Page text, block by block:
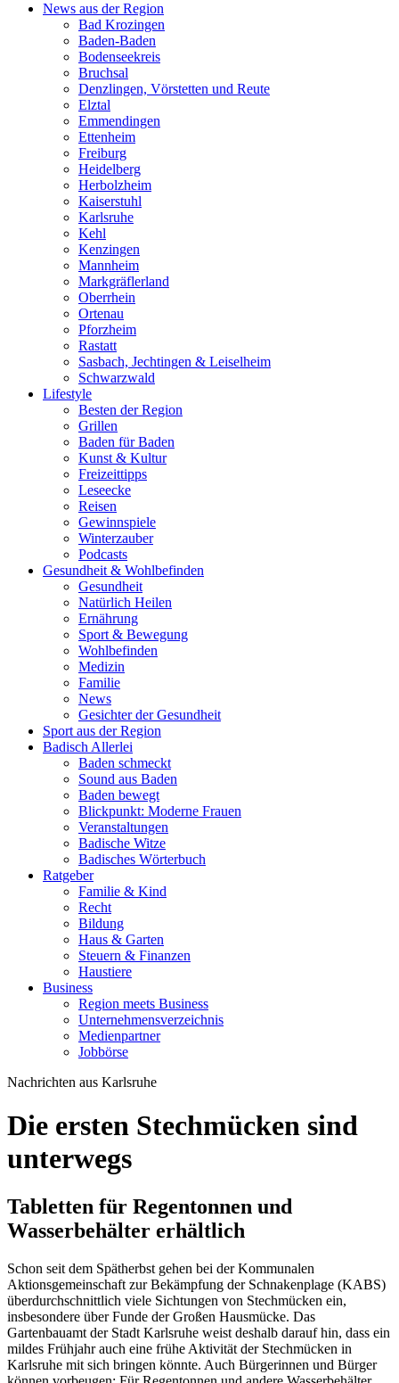
News aus der Region
Bad Krozingen
Baden-Baden
Bodenseekreis
Bruchsal
Denzlingen, Vörstetten und Reute
Elztal
Emmendingen
Ettenheim
Freiburg
Heidelberg
Herbolzheim
Kaiserstuhl
Karlsruhe
Kehl
Kenzingen
Mannheim
Markgräflerland
Oberrhein
Ortenau
Pforzheim
Rastatt
Sasbach, Jechtingen & Leiselheim
Schwarzwald
Lifestyle
Besten der Region
Grillen
Baden für Baden
Kunst & Kultur
Freizeittipps
Leseecke
Reisen
Gewinnspiele
Winterzauber
Podcasts
Gesundheit & Wohlbefinden
Gesundheit
Natürlich Heilen
Ernährung
Sport & Bewegung
Wohlbefinden
Medizin
Familie
News
Gesichter der Gesundheit
Sport aus der Region
Badisch Allerlei
Baden schmeckt
Sound aus Baden
Baden bewegt
Blickpunkt: Moderne Frauen
Veranstaltungen
Badische Witze
Badisches Wörterbuch
Ratgeber
Familie & Kind
Recht
Bildung
Haus & Garten
Steuern & Finanzen
Haustiere
Business
Region meets Business
Unternehmensverzeichnis
Medienpartner
Jobbörse
Nachrichten aus Karlsruhe
Die ersten Stechmücken sind
unterwegs
Tabletten für Regentonnen und
Wasserbehälter erhältlich
Schon seit dem Spätherbst gehen bei der Kommunalen
Aktionsgemeinschaft zur Bekämpfung der Schnakenplage (KABS)
überdurchschnittlich viele Sichtungen von Stechmücken ein,
insbesondere über Funde der Großen Hausmücke. Das
Gartenbauamt der Stadt Karlsruhe weist deshalb darauf hin, dass ein
mildes Frühjahr auch eine frühe Aktivität der Stechmücken in
Karlsruhe mit sich bringen könnte. Auch Bürgerinnen und Bürger